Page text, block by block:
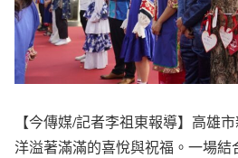
【今傳媒/記者李祖東報導】高雄
洋溢著滿滿的喜悅與祝福。一場